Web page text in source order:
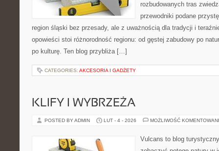
rozbudowanych tras
przewodniki podane
region śląski bez przesady, ale z uważnością dla tradycji i
opowieści stoi różnorodność regionu: od gęstej zabudowy po
po kulturę. Ten blog przybliża […]
CATEGORIES: AKCESORIA I GADŻETY
KLIFY I WYBRZEŻA
POSTED BY ADMIN LUT - 4 - 2026 MOŻLIWOŚĆ
Vulcans to blog